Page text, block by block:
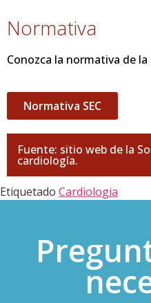
Normativa
Conozca la normativa de la
Normativa SEC
Fuente: sitio web de la
cardiología.
Etiquetado Cardiologia